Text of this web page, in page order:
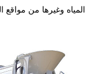
المياه وغيرها من مواقع